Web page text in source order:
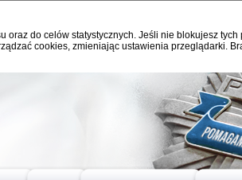
do celów statystycznych. Jeśli nie blokujesz
cookies, zmieniając ustawienia przeglądarki.